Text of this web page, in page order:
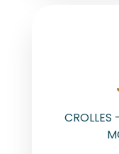
CROLLES